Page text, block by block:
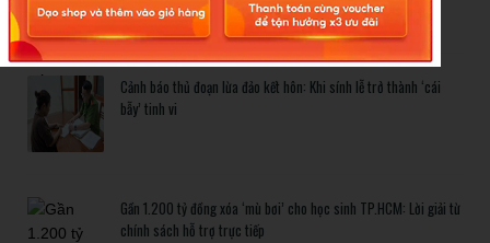
Cảnh báo thủ đoạn lừa đảo kết hôn: Khi sính lễ trở thành ‘cái
bẫy’ tinh vi
Gần 1.200 tỷ đồng xóa ‘mù bơi’ cho học sinh TP.HCM: Lời giải từ
chính sách hỗ trợ trực tiếp